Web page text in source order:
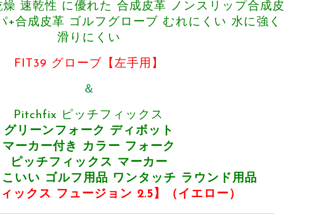
速乾性 に優れた 合成皮革 ノンスリップ合成皮
+合成皮革 ゴルフグローブ むれにくい 水に強く
滑りにくい
FIT39 グローブ【左手用】
＆
Pitchfix ピッチフィックス
グリーンフォーク ディボット
マーカー付き カラー フォーク
ピッチフィックス マーカー
いい ゴルフ用品 ワンタッチ ラウンド用品
ィックス フュージョン 2.5】（イエロー）